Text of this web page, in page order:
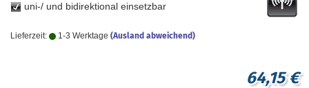
uni-/ und bidirektional einsetzbar
Lieferzeit: 1-3 Werktage (Ausland abweichend)
64,15 €